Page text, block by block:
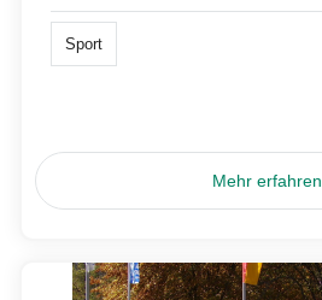
Sport
Mehr erfahren